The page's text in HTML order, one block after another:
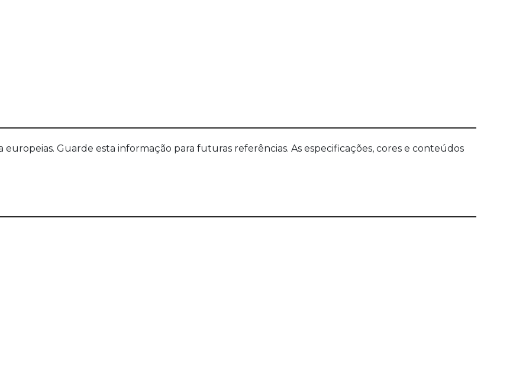
Guarde esta informação para futuras referências. As especificações, cores e conteúdos